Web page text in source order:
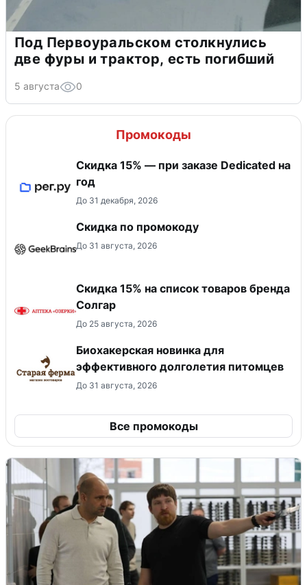
Под Первоуральском столкнулись
две фуры и трактор, есть погибший
5 августа 0
Промокоды
Скидка 15% — при заказе Dedicated на
год
До 31 декабря, 2026
Скидка по промокоду
До 31 августа, 2026
Скидка 15% на список товаров бренда
Солгар
До 25 августа, 2026
Биохакерская новинка для
эффективного долголетия питомцев
До 31 августа, 2026
Все промокоды